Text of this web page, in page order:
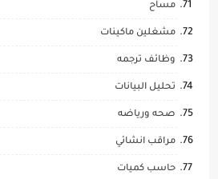
مساح
مشغلين ماكينات
وظائف ترجمه
تحليل البيانات
صحه ورياضه
مراقب انشائي
حاسب كميات